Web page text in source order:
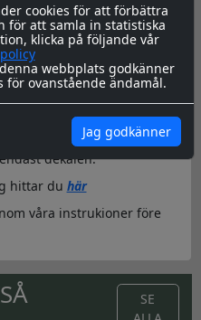
cookies för att förbättra
för att samla in statistiska
klicka på följande vår
webbplats godkänner
för ovanstående ändamål.
Jag godkänner
dekaler skärs ut i en 8-årig
fäster på de flesta plana
för montage med
ihop dekalen, och
tas bort efter
dekalen.
hittar du här
våra instrukioner före
SE